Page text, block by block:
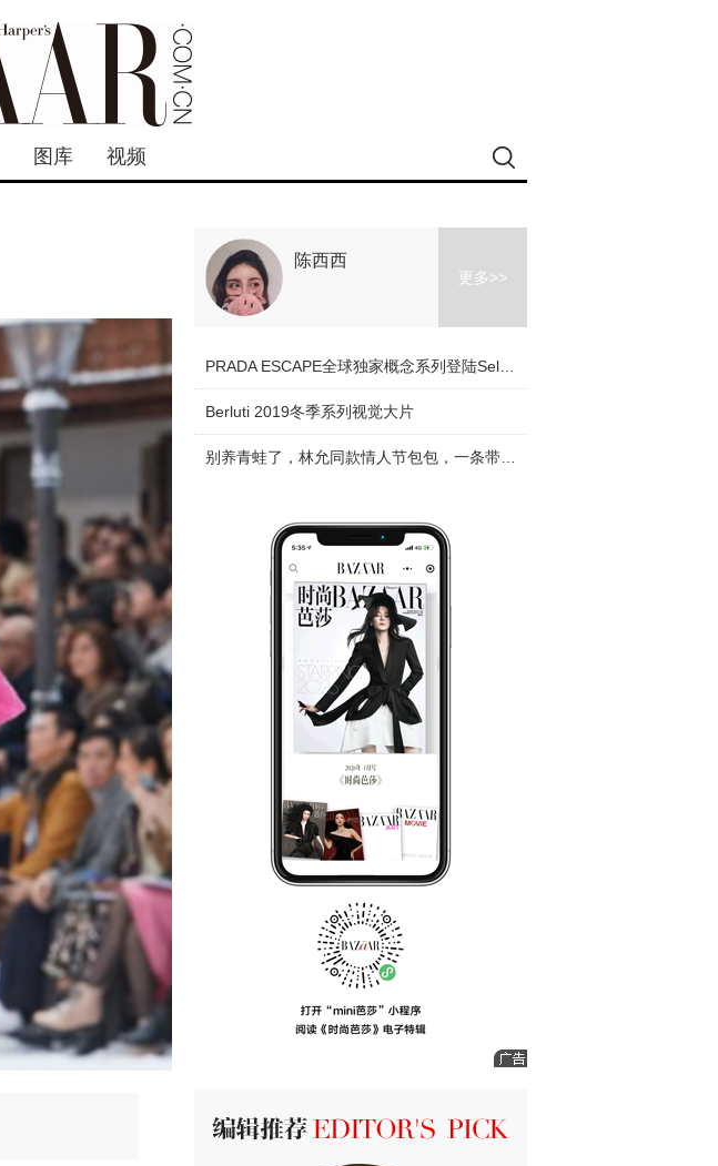
图库 视频
陈西西
更多>>
Berluti 2019冬季系列视觉大片